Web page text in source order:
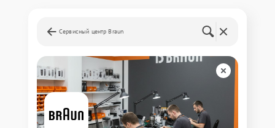
Сервисный центр Braun